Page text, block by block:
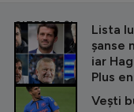
CITEȘTE ȘI
Lista
șanse
iar
Plus
Vești